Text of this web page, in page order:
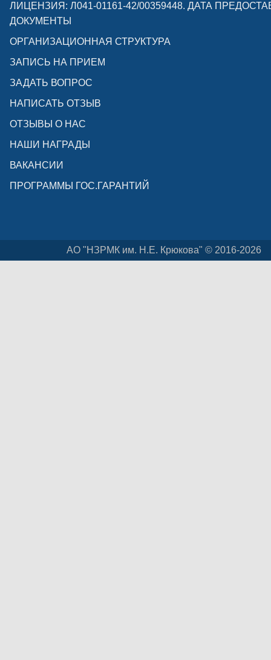
ЛИЦЕНЗИЯ: Л041-01161-42/00359448. ДАТА
ДОКУМЕНТЫ
ОРГАНИЗАЦИОННАЯ СТРУКТУРА
ЗАПИСЬ НА ПРИЕМ
ЗАДАТЬ ВОПРОС
НАПИСАТЬ ОТЗЫВ
ОТЗЫВЫ О НАС
НАШИ НАГРАДЫ
ВАКАНСИИ
ПРОГРАММЫ ГОС.ГАРАНТИЙ
АО "НЗРМК им. Н.Е. Крюкова" © 2016-2026